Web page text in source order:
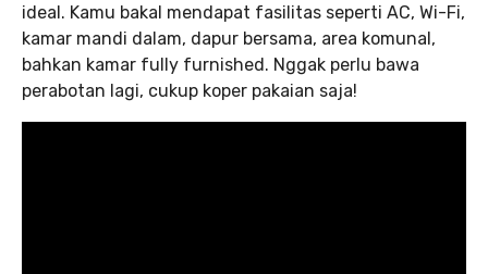
ideal. Kamu bakal mendapat fasilitas seperti AC, Wi-Fi,
kamar mandi dalam, dapur bersama, area komunal,
bahkan kamar fully furnished. Nggak perlu bawa
perabotan lagi, cukup koper pakaian saja!